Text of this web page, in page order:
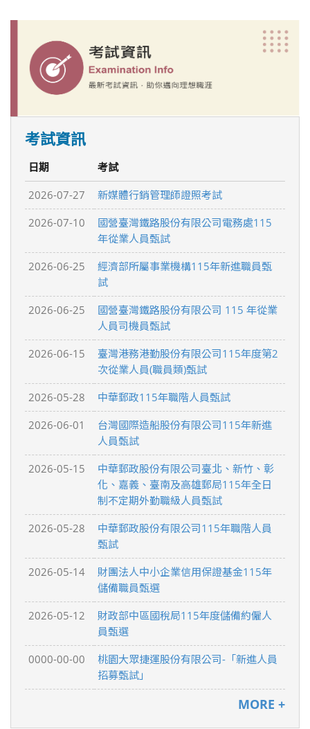
考試資訊
日期
考試
2026-07-27
新媒體行銷管理師證照考試
2026-07-10
國營臺灣鐵路股份有限公司電務處115
年從業人員甄試
2026-06-25
經濟部所屬事業機構115年新進職員甄
試
2026-06-25
國營臺灣鐵路股份有限公司 115 年從業
人員司機員甄試
2026-06-15
臺灣港務港勤股份有限公司115年度第2
次從業人員(職員類)甄試
2026-05-28
中華郵政115年職階人員甄試
2026-06-01
台灣國際造船股份有限公司115年新進
人員甄試
2026-05-15
中華郵政股份有限公司臺北、新竹、彰
化、嘉義、臺南及高雄郵局115年全日
制不定期外勤職級人員甄試
2026-05-28
中華郵政股份有限公司115年職階人員
甄試
2026-05-14
財團法人中小企業信用保證基金115年
儲備職員甄選
2026-05-12
財政部中區國稅局115年度儲備約僱人
員甄選
0000-00-00
桃園大眾捷運股份有限公司-「新進人員
招募甄試」
MORE +